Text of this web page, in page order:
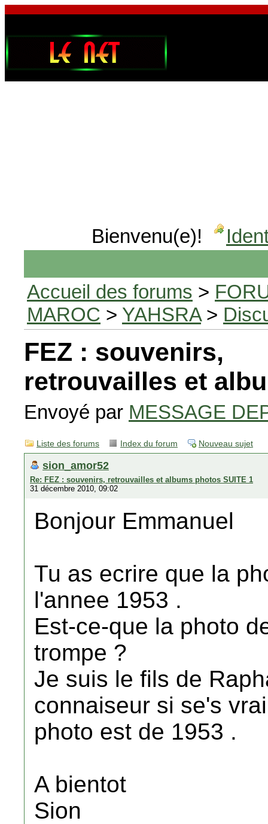
Bienvenu(e)!
Accueil des forums >
MAROC > YAHSRA>
FEZ : souvenirs,
retrouvailles et
Envoyé par MESSAGE
Liste des forums Index du forum Nouveau sujet
sion_amor52
Re: FEZ : souvenirs, retrouvailles et albums photos SUITE 1
31 décembre 2010, 09:02
Bonjour Emmanuel
Tu as ecrire que la
l'annee 1953 .
Est-ce-que la photo
trompe ?
Je suis le fils de
connaiseur si se's
photo est de 1953 .
A bientot
Sion